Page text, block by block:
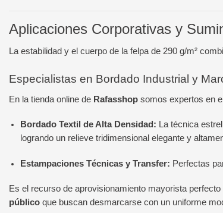
Aplicaciones Corporativas y
La estabilidad y el cuerpo de la felpa de 290 g/m²
Especialistas en Bordado Industrial y
En la tienda online de Rafasshop somos expertos en
Bordado Textil de Alta Densidad: La técnica
logrando un relieve tridimensional elegante y
Estampaciones Técnicas y Transfer: Perfectas
Es el recurso de aprovisionamiento mayorista perfecto
público que buscan desmarcarse con un uniforme